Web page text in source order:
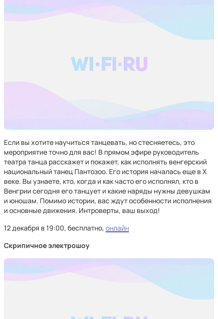
Если вы хотите научиться танцевать, но стесняетесь, это
мероприятие точно для вас! В прямом эфире руководитель
театра танца расскажет и покажет, как исполнять венгерский
национальный танец Пантозоо. Его история началась еще в Х
веке. Вы узнаете, кто, когда и как часто его исполнял, кто в
Венгрии сегодня его танцует и какие наряды нужны девушкам
и юношам. Помимо истории, вас ждут особенности исполнения
и основные движения. Интроверты, ваш выход!
12 декабря в 19:00, бесплатно, онлайн
Скрипичное электрошоу